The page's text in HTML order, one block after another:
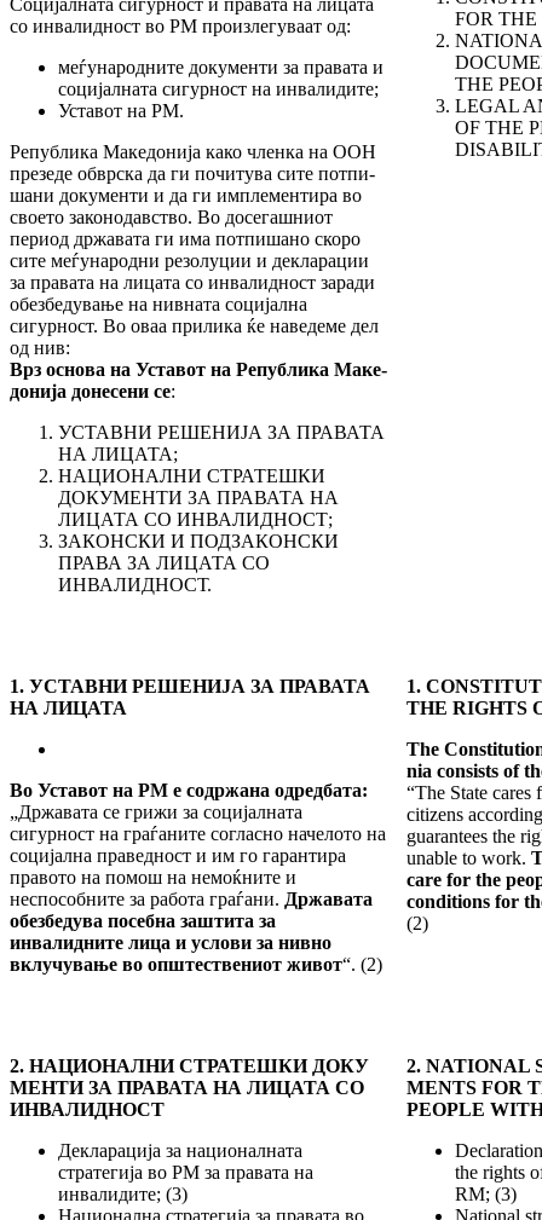
Социјалната сигурност и правата на лицата
со инвалидност во РМ произлегуваат од:
меѓународните документи за правата и
социјалната сигурност на инвалидите;
Уставот на РМ.
Република Македонија како членка на ООН
пре­зеде обврска да ги почитува сите потпи­
ша­ни документи и да ги имплементира во
своето законодавство. Во досегашниот
период др­жа­ва­та ги има потпишано скоро
сите меѓуна­род­ни резолуции и декларации
за правата на ли­ца­та со инвалидност заради
обезбедување на нив­ната социјална
сигурност. Во оваа прилика ќе наведеме дел
од нив:
Врз основа на Уставот на Република Маке­
до­нија донесени се:
УСТАВНИ РЕШЕНИЈА ЗА ПРАВАТА
НА ЛИ­ЦА­ТА;
НАЦИОНАЛНИ СТРАТЕШКИ
ДОКУ­МЕН­­ТИ ЗА ПРА­ВАТА НА
ЛИЦАТА СО ИН­ВА­­ЛИД­НОСТ;
ЗАКОНСКИ И ПОДЗАКОНСКИ
ПРАВА ЗА ЛИ­ЦА­ТА СО
ИНВАЛИДНОСТ.
FOR THE
THE
LEGAL
OF THE
1. УСТАВНИ РЕШЕНИЈА ЗА ПРАВАТА
НА ЛИЦАТА
Во Уставот на РМ е содржана одредбата:
„Државата се грижи за социјалната
сигурност на граѓаните согласно начелото на
социјална пра­ведност и им го гарантира
правото на по­мош на немоќните и
неспособните за работа гра­ѓани. Државата
обезбедува посебна заштита за
инвалидните лица и услови за нивно
вклучување во општествениот живот“. (2)
1.
THE RIGHTS
The
nia consists of
“The State cares
citi­zens
guaran­tees the
unable to work.
care for the
conditions for
(2)
2. НАЦИОНАЛНИ СТРАТЕШКИ ДОКУ
МЕНТИ ЗА ПРАВАТА НА ЛИЦАТА СО
ИНВАЛИДНОСТ
Декларација за националната
стратегија во РМ за правата на
инвалидите; (3)
2. NATIONAL
MENTS FOR
PEOPLE
the rights
RM; (3)